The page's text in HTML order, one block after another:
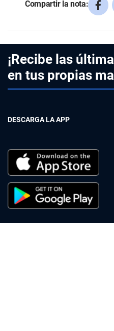
Compartir la nota:
¡Recibe las
en tus propias
DESCARGA LA APP